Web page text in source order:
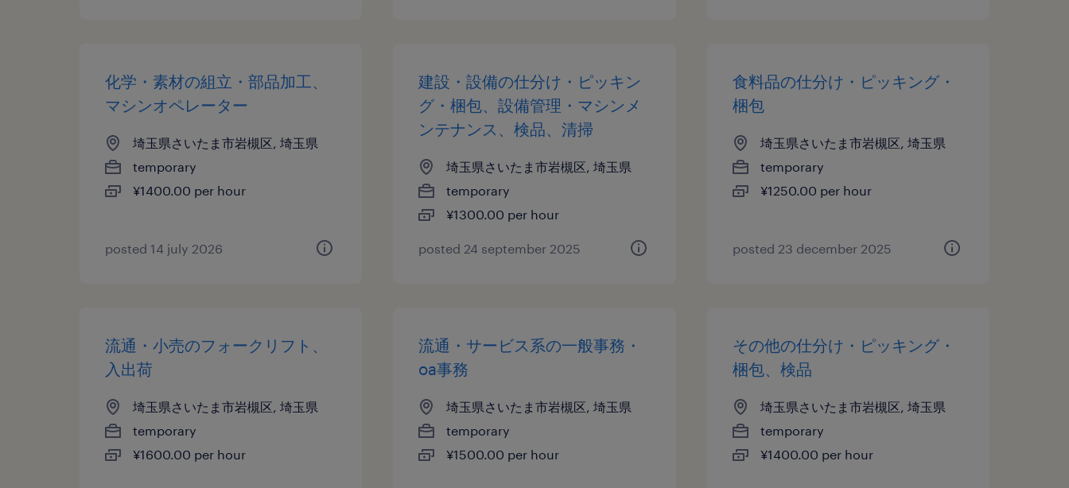
化学・素材の組立・部品加工、
マシンオペレーター
埼玉県さいたま市岩槻区, 埼玉県
temporary
¥1400.00 per hour
posted 14 july 2026
建設・設備の仕分け・ピッキン
グ・梱包、設備管理・マシンメ
ンテナンス、検品、清掃
埼玉県さいたま市岩槻区, 埼玉県
temporary
¥1300.00 per hour
posted 24 september 2025
食料品の仕分け・ピッキング・
梱包
埼玉県さいたま市岩槻区, 埼玉県
temporary
¥1250.00 per hour
posted 23 december 2025
流通・小売のフォークリフト、
入出荷
埼玉県さいたま市岩槻区, 埼玉県
temporary
¥1600.00 per hour
流通・サービス系の一般事務・
oa事務
埼玉県さいたま市岩槻区, 埼玉県
temporary
¥1500.00 per hour
その他の仕分け・ピッキング・
梱包、検品
埼玉県さいたま市岩槻区, 埼玉県
temporary
¥1400.00 per hour